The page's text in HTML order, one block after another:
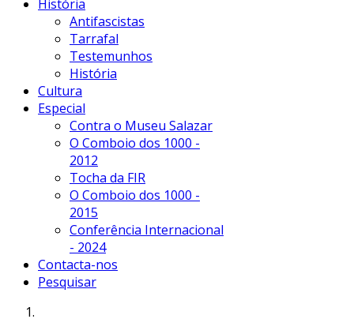
História
Antifascistas
Tarrafal
Testemunhos
História
Cultura
Especial
Contra o Museu Salazar
O Comboio dos 1000 -
2012
Tocha da FIR
O Comboio dos 1000 -
2015
Conferência Internacional
- 2024
Contacta-nos
Pesquisar